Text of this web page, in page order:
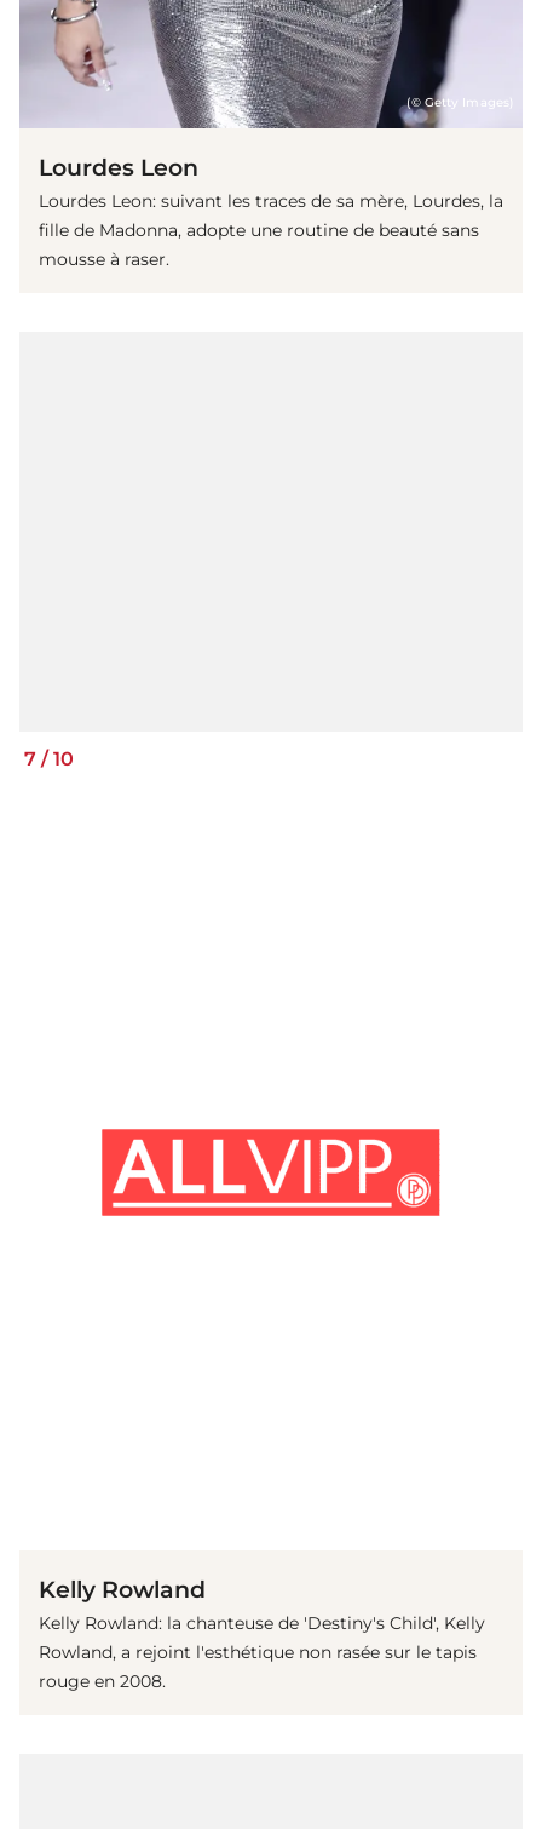
(© Getty Images)
Lourdes Leon
Lourdes Leon: suivant les traces de sa mère, Lourdes, la
fille de Madonna, adopte une routine de beauté sans
mousse à raser.
7 / 10
Kelly Rowland
Kelly Rowland: la chanteuse de 'Destiny's Child', Kelly
Rowland, a rejoint l'esthétique non rasée sur le tapis
rouge en 2008.